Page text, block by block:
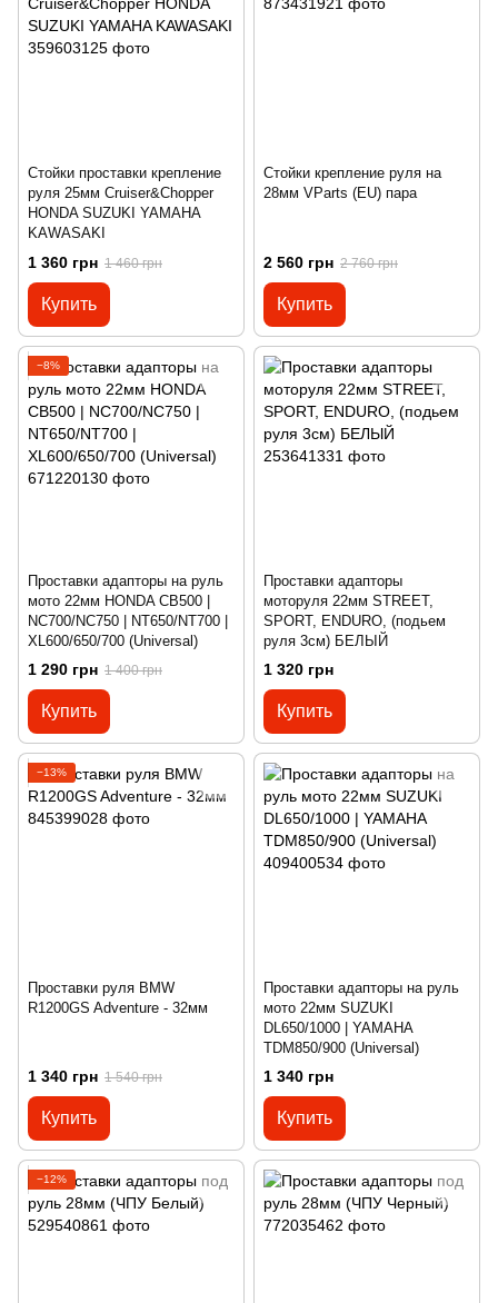
Стойки проставки крепление
руля 25мм Cruiser&Chopper
HONDA SUZUKI YAMAHA
KAWASAKI
1 360 грн 1 460 грн
Купить
Стойки крепление руля на
28мм VParts (EU) пара
2 560 грн 2 760 грн
Купить
−8%
Проставки адапторы на руль
мото 22мм HONDA CB500 |
NC700/NC750 | NT650/NT700 |
XL600/650/700 (Universal)
1 290 грн 1 400 грн
Купить
Проставки адапторы
моторуля 22мм STREET,
SPORT, ENDURO, (подьем
руля 3см) БЕЛЫЙ
1 320 грн
Купить
−13%
Проставки руля BMW
R1200GS Adventure - 32мм
1 340 грн 1 540 грн
Купить
Проставки адапторы на руль
мото 22мм SUZUKI
DL650/1000 | YAMAHA
TDM850/900 (Universal)
1 340 грн
Купить
−12%